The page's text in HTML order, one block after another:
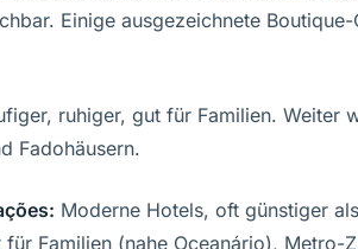
Einige ausgezeichnete
ruhiger, gut für Familien. Weiter
Fadohäusern.
Moderne Hotels, oft günstiger
für Familien (nahe Oceanário), Metro-